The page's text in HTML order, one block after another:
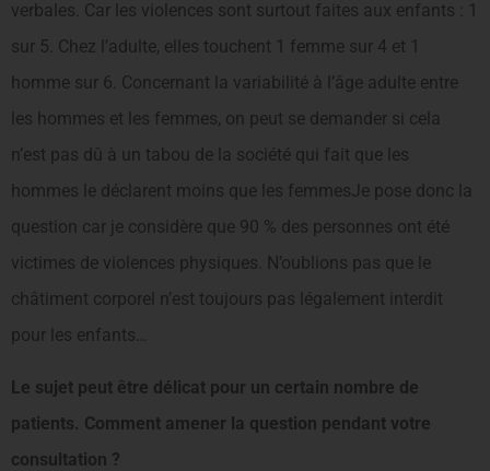
verbales. Car les violences sont surtout faites aux enfants : 1
sur 5. Chez l’adulte, elles touchent 1 femme sur 4 et 1
homme sur 6. Concernant la variabilité à l’âge adulte entre
les hommes et les femmes, on peut se demander si cela
n’est pas dû à un tabou de la société qui fait que les
hommes le déclarent moins que les femmesJe pose donc la
question car je considère que 90 % des personnes ont été
victimes de violences physiques. N’oublions pas que le
châtiment corporel n’est toujours pas légalement interdit
pour les enfants…
Le sujet peut être délicat pour un certain nombre de
patients. Comment amener la question pen­dant votre
consultation ?